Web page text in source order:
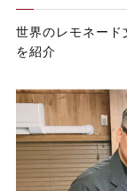
世界のレモネード
を紹介